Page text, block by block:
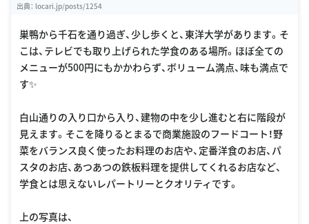
出典： locari.jp/posts/1254
巣鴨から千石を通り過ぎ、少し歩くと、東洋大学があります。そ
こは、テレビでも取り上げられた学食のある場所。ほぼ全ての
メニューが500円にもかかわらず、ボリューム満点、味も満点で
す✨
白山通りの入り口から入り、建物の中を少し進むと右に階段が
見えます。そこを降りるとまるで商業施設のフードコート！野
菜をバランス良く使ったお料理のお店や、定番洋食のお店、パ
スタのお店、あつあつの鉄板料理を提供してくれるお店など、
学食とは思えないレパートリーとクオリティです。
上の写真は、